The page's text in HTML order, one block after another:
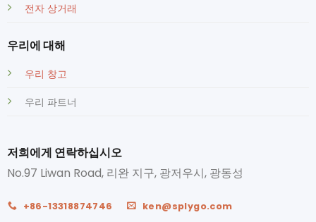
전자 상거래
우리에 대해
우리 창고
우리 파트너
저희에게 연락하십시오
No.97 Liwan Road, 리완 지구, 광저우시, 광동성
+86-13318874746 ken@splygo.com